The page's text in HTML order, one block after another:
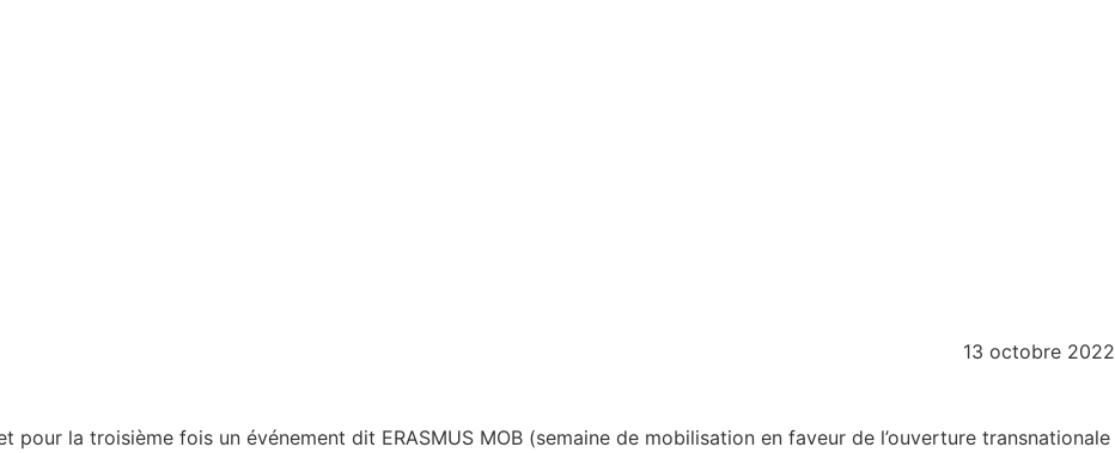
13 octobre 2022
pour la troisième fois un événement dit ERASMUS MOB (semaine de mobilisation en faveur de l’ouverture transnationale